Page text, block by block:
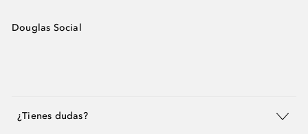
Douglas Social
¿Tienes dudas?